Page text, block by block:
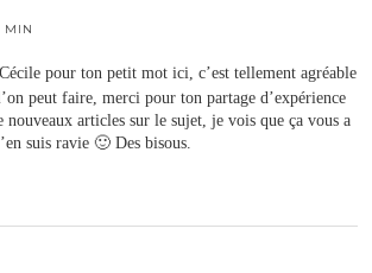
MIN
pour ton petit mot ici, c’est tellement agréable
peut faire, merci pour ton partage d’expérience
nouveaux articles sur le sujet, je vois que ça vous a
suis ravie 🙂 Des bisous.